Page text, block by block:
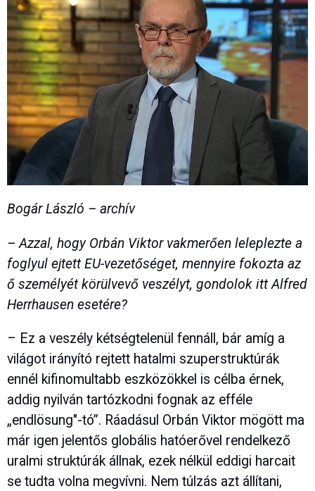
Bogár László – archív
– Azzal, hogy Orbán Viktor vakmerően leleplezte a
foglyul ejtett EU-vezetőséget, mennyire fokozta az
ő személyét körülvevő veszélyt, gondolok itt Alfred
Herrhausen esetére?
– Ez a veszély kétségtelenül fennáll, bár amíg a
világot irányító rejtett hatalmi szuperstruktúrák
ennél kifinomultabb eszközökkel is célba érnek,
addig nyilván tartózkodni fognak az efféle
„endlösung"-tó”. Ráadásul Orbán Viktor mögött ma
már igen jelentős globális hatóerővel rendelkező
uralmi struktúrák állnak, ezek nélkül eddigi harcait
se tudta volna megvívni. Nem túlzás azt állítani,